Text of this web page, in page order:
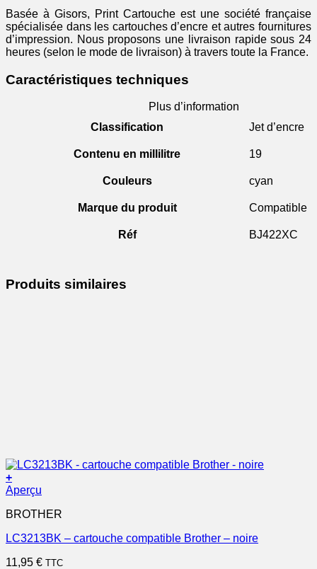
Basée à Gisors, Print Cartouche est une société française
spécialisée dans les cartouches d’encre et autres fournitures
d’impression. Nous proposons une livraison rapide sous 24
heures (selon le mode de livraison) à travers toute la France.
Caractéristiques techniques
Plus d’information
Classification
Jet d’encre
Contenu en millilitre 19
Couleurs cyan
Marque du produit Compatible
Réf BJ422XC
Produits similaires
+
Aperçu
BROTHER
LC3213BK – cartouche compatible Brother – noire
11,95 € TTC